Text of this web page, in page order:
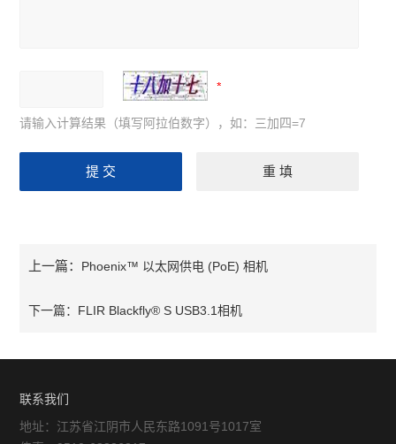
请输入计算结果（填写阿拉伯数字），如：三加四=7
上一篇： Phoenix™ 以太网供电 (PoE) 相机
下一篇： FLIR Blackfly® S USB3.1相机
联系我们
地址：江苏省江阴市人民东路1091号1017室